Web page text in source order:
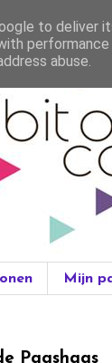
Mijn
Paashaas
to deliver
abuse.